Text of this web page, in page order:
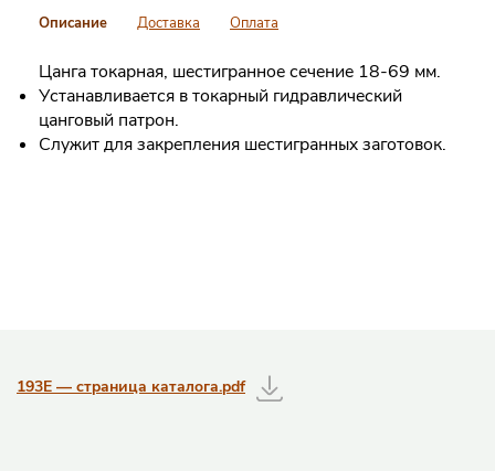
Описание Доставка Оплата
Цанга токарная, шестигранное сечение 18-69 мм.
Устанавливается в токарный гидравлический
цанговый патрон.
Служит для закрепления шестигранных заготовок.
Таблицы с информацией о товаре
193E — страница каталога.pdf